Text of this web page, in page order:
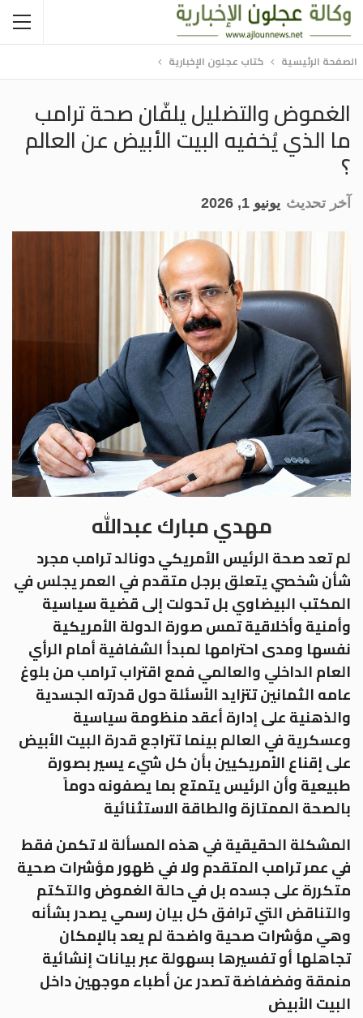
الصفحة الرئيسية كتاب عجلون الإخبارية
الغموض والتضليل يلفّان صحة ترامب
ما الذي يُخفيه البيت الأبيض عن العالم
؟
آخر تحديث يونيو 1, 2026
مهدي مبارك عبدالله
لم تعد صحة الرئيس الأمريكي دونالد ترامب مجرد
شأن شخصي يتعلق برجل متقدم في العمر يجلس في
المكتب البيضاوي بل تحولت إلى قضية سياسية
وأمنية وأخلاقية تمس صورة الدولة الأمريكية
نفسها ومدى احترامها لمبدأ الشفافية أمام الرأي
العام الداخلي والعالمي فمع اقتراب ترامب من بلوغ
عامه الثمانين تتزايد الأسئلة حول قدرته الجسدية
والذهنية على إدارة أعقد منظومة سياسية
وعسكرية في العالم بينما تتراجع قدرة البيت الأبيض
على إقناع الأمريكيين بأن كل شيء يسير بصورة
طبيعية وأن الرئيس يتمتع بما يصفونه دوماً
بالصحة الممتازة والطاقة الاستثنائية
المشكلة الحقيقية في هذه المسألة لا تكمن فقط
في عمر ترامب المتقدم ولا في ظهور مؤشرات صحية
متكررة على جسده بل في حالة الغموض والتكتم
والتناقض التي ترافق كل بيان رسمي يصدر بشأنه
وهي مؤشرات صحية واضحة لم يعد بالإمكان
تجاهلها أو تفسيرها بسهولة عبر بيانات إنشائية
منمقة وفضفاضة تصدر عن أطباء موجهين داخل
البيت الأبيض